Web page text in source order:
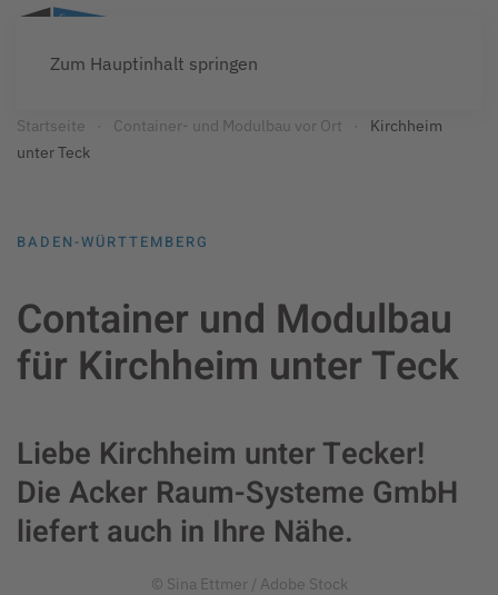
Zum Hauptinhalt springen
Startseite Container- und Modulbau vor Ort
Kirchheim
unter Teck
BADEN-WÜRTTEMBERG
Container und Modulbau
für Kirchheim unter Teck
Liebe Kirchheim unter Tecker!
Die Acker Raum-Systeme GmbH
liefert auch in Ihre Nähe.
© Sina Ettmer / Adobe Stock